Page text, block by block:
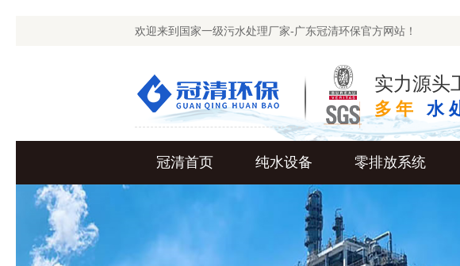
欢迎来到国家一级污水处理厂家-广东冠清环保官方网站！
实力源头
多年水
冠清首页 纯水设备 零排放系统